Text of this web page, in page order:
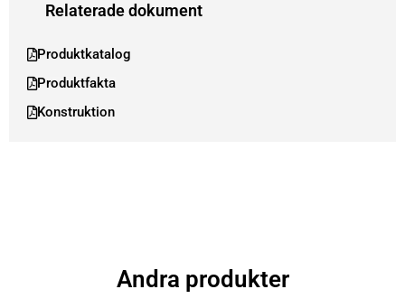
Relaterade dokument
Produktkatalog
Produktfakta
Konstruktion
Andra produkter